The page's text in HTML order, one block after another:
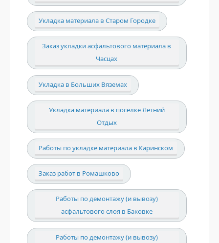
Укладка материала в Старом Городке
Заказ укладки асфальтового материала в
Часцах
Укладка в Больших Вяземах
Укладка материала в поселке Летний
Отдых
Работы по укладке материала в Каринском
Заказ работ в Ромашково
Работы по демонтажу (и вывозу)
асфальтового слоя в Баковке
Работы по демонтажу (и вывозу)